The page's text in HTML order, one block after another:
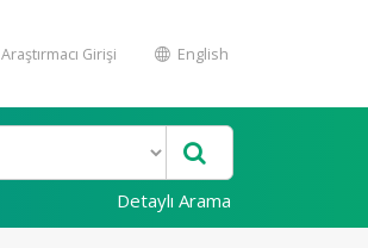
Araştırmacı Girişi English
Detaylı Arama